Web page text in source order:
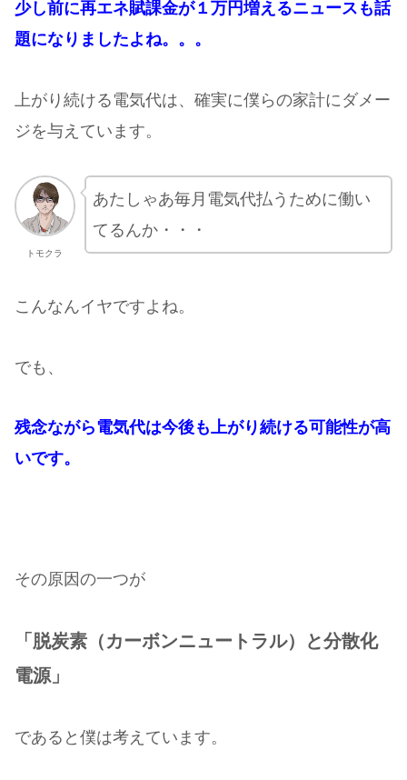
少し前に再エネ賦課金が１万円増えるニュースも話
題になりましたよね。。。
上がり続ける電気代は、確実に僕らの家計にダメー
ジを与えています。
トモクラ
あたしゃあ毎月電気代払うために働い
てるんか・・・
こんなんイヤですよね。
でも、
残念ながら電気代は今後も上がり続ける可能性が高
いです。
その原因の一つが
「脱炭素（カーボンニュートラル）と分散化
電源」
であると僕は考えています。